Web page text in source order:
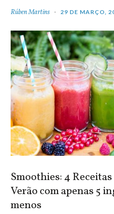
Rúben Martins 29 DE MARÇO,
Smoothies: 4
Verão com apenas 5
menos